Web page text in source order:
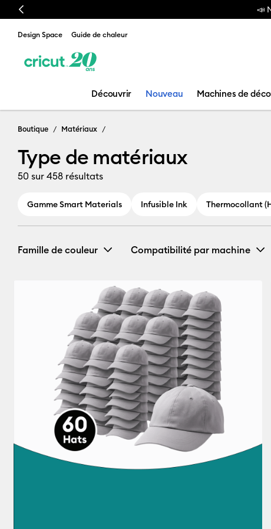
Previous
Design Space Guide de chaleur
Découvrir Nouveau Machines de
Type de
Boutique Matériaux
Type de matériaux
50 sur 458 résultats
Gamme Smart Materials Infusible Ink Thermocollant
Famille de couleur
Affiner par Famille de couleur : Noir
Bleu
(151)
Affiner par Famille de couleur : Bleu
Brun
(54)
Affiner par
Transparent
(38)
Affiner par Famille de couleur : Transparent
Or
(122)
Affiner par Famille de couleur : Or
Gris
(40)
Affiner par
Vert
(114)
Affiner par Famille de couleur : Vert
Naturel
(39)
Affiner par Famille de couleur :
Orange
(57)
Affiner par
Compatibilité par machine
Cricut Explore 3, 4 & 5
Cricut Explore 5
Cricut Explore Machines
Cricut Joy & Joy 2
Cricut Joy 2
Cricut Joy Xtra (120)